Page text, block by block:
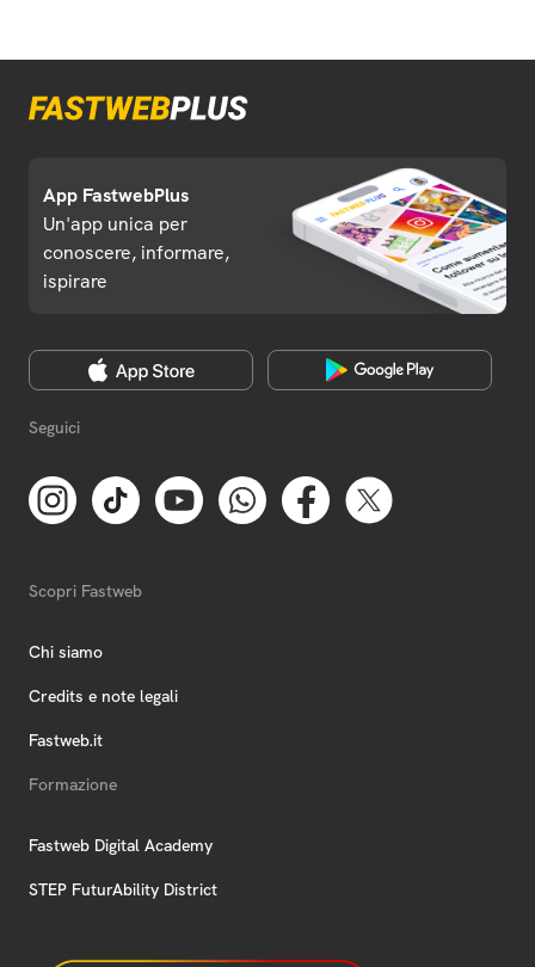
App FastwebPlus
Un'app unica per
conoscere, informare,
ispirare
Seguici
Scopri Fastweb
Chi siamo
Credits e note legali
Fastweb.it
Formazione
Fastweb Digital Academy
STEP FuturAbility District